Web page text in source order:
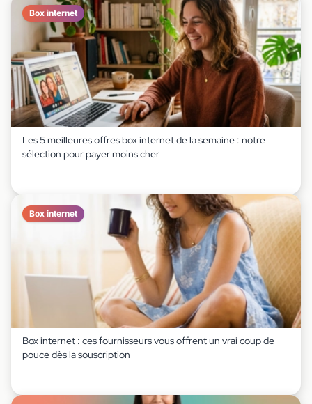
Box internet
Les 5 meilleures offres box internet de la semaine : notre
sélection pour payer moins cher
Box internet
Box internet : ces fournisseurs vous offrent un vrai coup de
pouce dès la souscription